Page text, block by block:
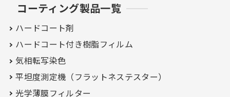
コーティング製品一覧
ハードコート剤
ハードコート付き樹脂フィルム
気相転写染色
平坦度測定機（フラットネステスター）
光学薄膜フィルター